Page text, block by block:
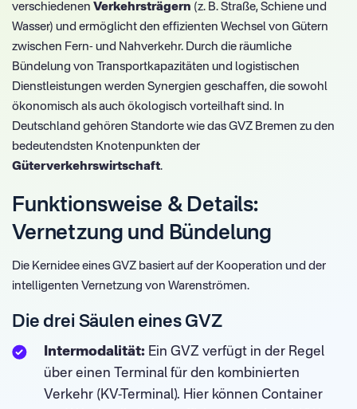
verschiedenen Verkehrsträgern (z. B. Straße, Schiene und
Wasser) und ermöglicht den effizienten Wechsel von Gütern
zwischen Fern- und Nahverkehr. Durch die räumliche
Bündelung von Transportkapazitäten und logistischen
Dienstleistungen werden Synergien geschaffen, die sowohl
ökonomisch als auch ökologisch vorteilhaft sind. In
Deutschland gehören Standorte wie das GVZ Bremen zu den
bedeutendsten Knotenpunkten der
Güterverkehrswirtschaft.
Funktionsweise & Details:
Vernetzung und Bündelung
Die Kernidee eines GVZ basiert auf der Kooperation und der
intelligenten Vernetzung von Warenströmen.
Die drei Säulen eines GVZ
Intermodalität: Ein GVZ verfügt in der Regel
über einen Terminal für den kombinierten
Verkehr (KV-Terminal). Hier können Container